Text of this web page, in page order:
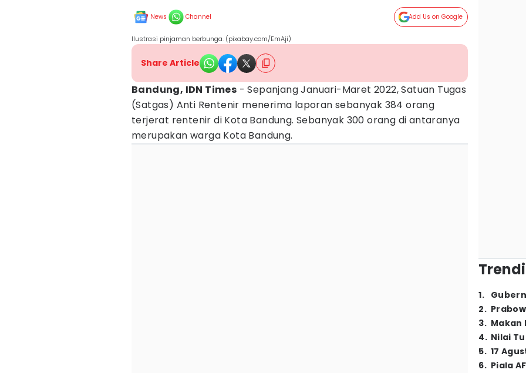
News Channel Add Us on Google
Ilustrasi pinjaman berbunga. (pixabay.com/EmAji)
Share Article
Bandung, IDN Times - Sepanjang Januari-Maret 2022, Satuan Tugas
(Satgas) Anti Rentenir menerima laporan sebanyak 384 orang
terjerat rentenir di Kota Bandung. Sebanyak 300 orang di antaranya
merupakan warga Kota Bandung.
1.
2.
3. Makan
4. Nilai
5. 17
6. Piala